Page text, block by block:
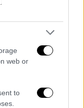
web or
to
ο
επέμβαση
ΠΑΟΚ,
του
λεπτά
ξανά
αριστερά,
να φεύγει